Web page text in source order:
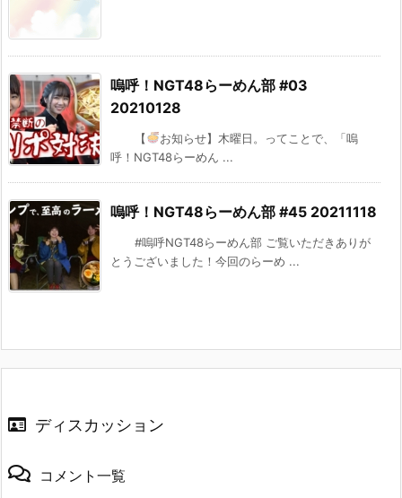
嗚呼！NGT48らーめん部 #03
20210128
【
お知らせ】木曜日。ってことで、「嗚
呼！NGT48らーめん ...
嗚呼！NGT48らーめん部 #45 20211118
#嗚呼NGT48らーめん部 ご覧いただきありが
とうございました！今回のらーめ ...
ディスカッション
コメント一覧